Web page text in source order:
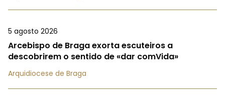
5 agosto 2026
Arcebispo de Braga exorta escuteiros a
descobrirem o sentido de «dar comVida»
Arquidiocese de Braga